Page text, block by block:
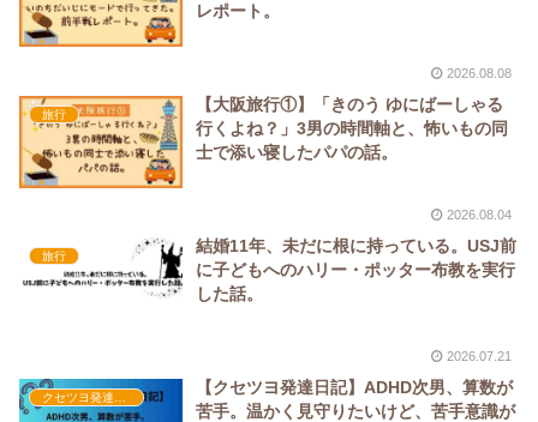
レポート。
2026.08.08
旅行
【大阪旅行①】「きのう ゆにばーしゃる
行くよね？」3男の時間軸と、怖いもの同
士で添い寝したパパの話。
2026.08.04
旅行
結婚11年、未だに根に持っている。USJ前
に子どもへのハリー・ポッター布教を実行
した話。
2026.07.21
【クセツヨ発達日記】ADHD次男、算数が
苦手。温かく見守りたいけど、苦手意識が